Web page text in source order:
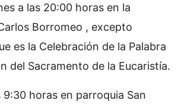
a las 20:00 horas en la
Borromeo , excepto
es la Celebración de la Palabra
del Sacramento de la Eucaristía.
9:30 horas en parroquia San